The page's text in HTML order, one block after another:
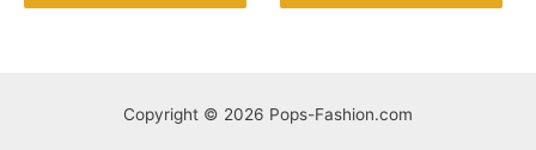
Copyright © 2026 Pops-Fashion.com